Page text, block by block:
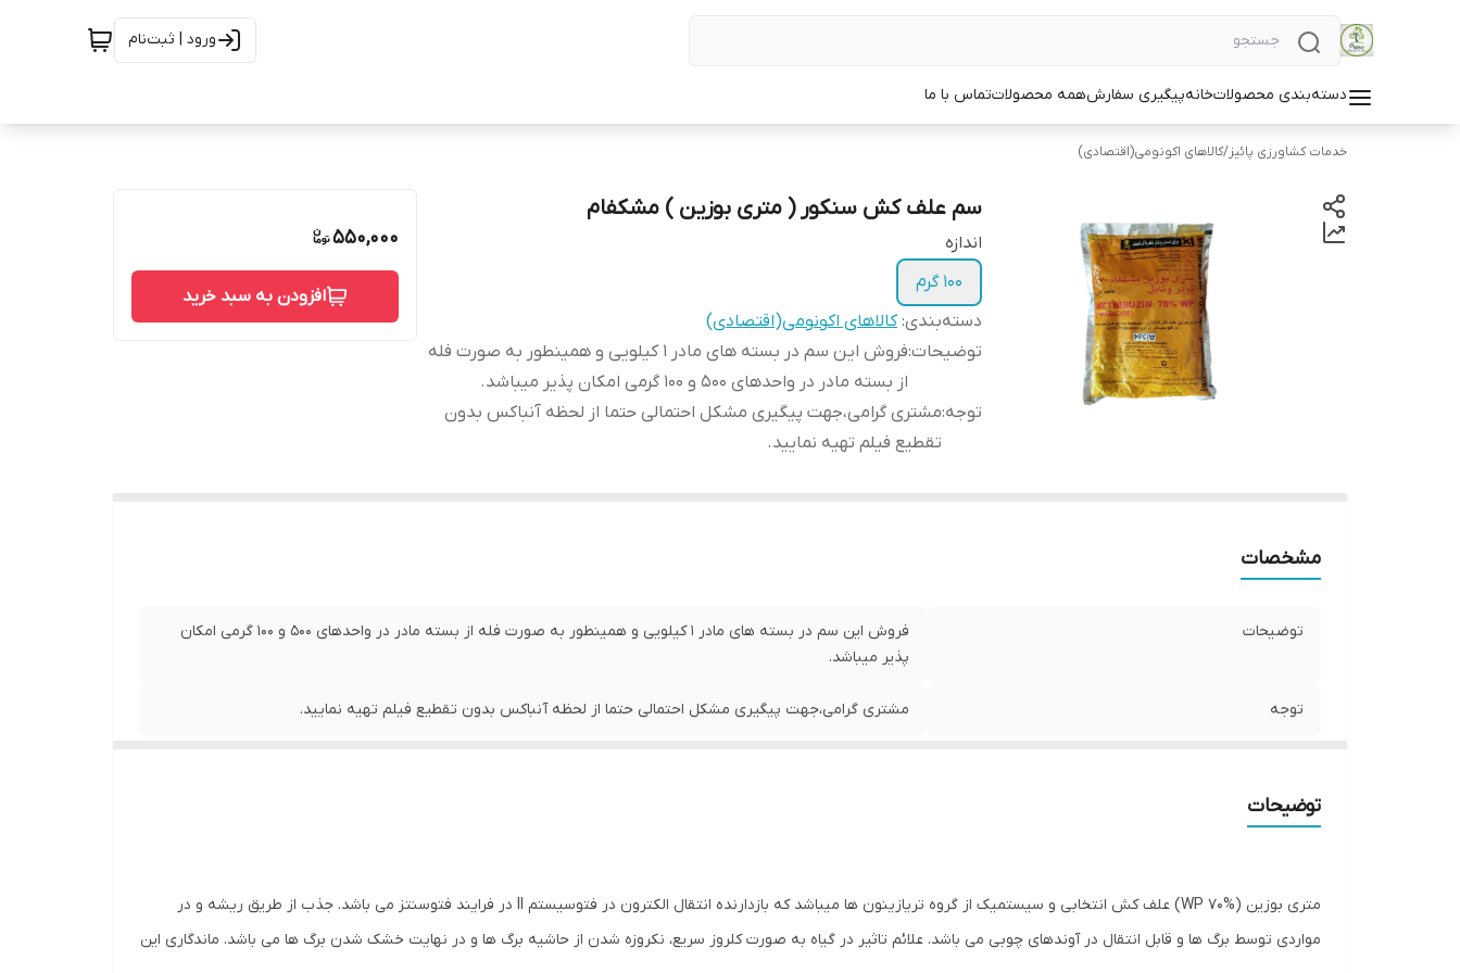
ورود | ثبت‌نام
دسته‌بندی محصولاتخانهپیگیری سفارشهمه محصولاتتماس با ما
خدمات کشاورزی پائیز/کالاهای اکونومی(اقتصادی)
سم علف کش سنکور ( متری بوزین ) مشکفام
اندازه
100 گرم
دسته‌بندی:کالاهای اکونومی(اقتصادی)
توضیحات:
فروش این سم در بسته های مادر 1 کیلویی و همینطور به صورت فله
از بسته مادر در واحدهای 500 و 100 گرمی امکان پذیر میباشد.
توجه:مشتری گرامی،جهت پیگیری مشکل احتمالی حتما از لحظه آنباکس بدون
تقطیع فیلم تهیه نمایید.
550,000
افزودن به سبد خرید
مشخصات
توضیحات
فروش این سم در بسته های مادر 1 کیلویی و همینطور به صورت فله از بسته مادر در واحدهای 500 و 100 گرمی امکان
پذیر میباشد.
توجه مشتری گرامی،جهت پیگیری مشکل احتمالی حتما از لحظه آنباکس بدون تقطیع فیلم تهیه نمایید.
توضیحات
متری بوزین (WP 70%) علف کش انتخابی و سیستمیک از گروه تریازینون ها میباشد که بازدارنده انتقال الکترون در فتوسیستم II در فرایند فتوسنتز می باشد. جذب از طریق ریشه و در
مواردی توسط برگ ها و قابل انتقال در آوندهای چوبی می باشد. علائم تاثیر در گیاه به صورت کلروز سریع، نکروزه شدن از حاشیه برگ ها و در نهایت خشک شدن برگ ها می باشد. ماندگاری این